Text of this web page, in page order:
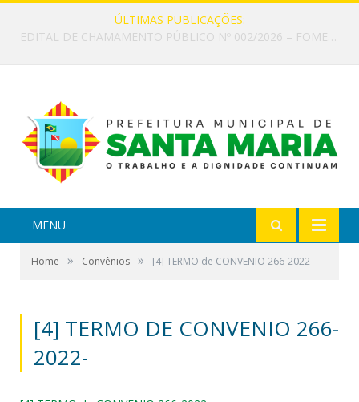
ÚLTIMAS PUBLICAÇÕES:
MENU
Home » Convênios » [4] TERMO de CONVENIO 266-2022-
[4] TERMO DE CONVENIO 266-
2022-